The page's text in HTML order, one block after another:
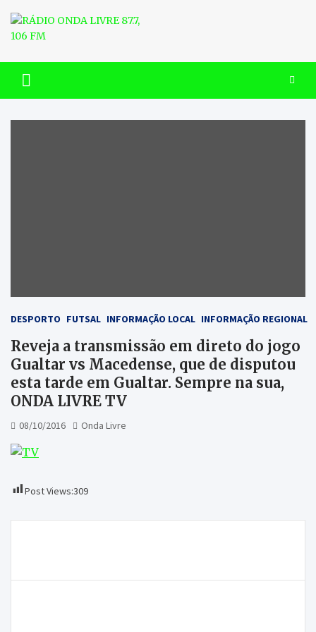
content
RÁDIO ONDA LIVRE 87.7, 106
FM
DESPORTO FUTSAL INFORMAÇÃO LOCAL INFORMAÇÃO REGIONAL
Reveja a transmissão em direto do jogo
Gualtar vs Macedense, que de disputou
esta tarde em Gualtar. Sempre na sua,
ONDA LIVRE TV
08/10/2016 Onda Livre
Post Views:309
artigos